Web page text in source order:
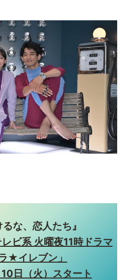
るな、恋人たち』
ビ系 火曜夜11時ドラマ
★イレブン」
日（火）スタート